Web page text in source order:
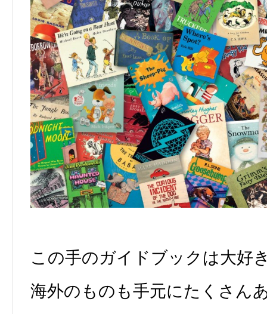
この手のガイドブックは大好
海外のものも手元にたくさん